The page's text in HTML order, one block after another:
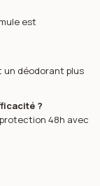
est
un déodorant plus
?
48h avec